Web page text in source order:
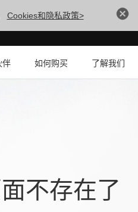
Cookies和隐私政策>
伴 如何购买 了解我们
不存在了